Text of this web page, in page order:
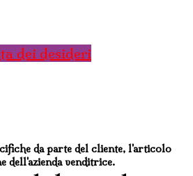
dei desideri
da parte del cliente, l'articolo
dell'azienda venditrice.